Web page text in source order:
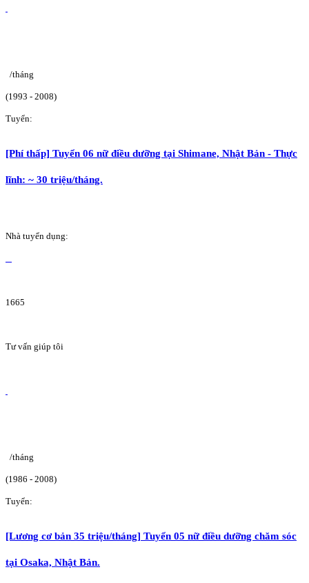
/tháng
(1993 - 2008)
Tuyển:
[Phí thấp] Tuyển 06 nữ điều dưỡng tại Shimane, Nhật Bản - Thực
lĩnh: ~ 30 triệu/tháng.
Nhà tuyển dụng:
1665
Tư vấn giúp tôi
/tháng
(1986 - 2008)
Tuyển:
[Lương cơ bản 35 triệu/tháng] Tuyển 05 nữ điều dưỡng chăm sóc
tại Osaka, Nhật Bản.